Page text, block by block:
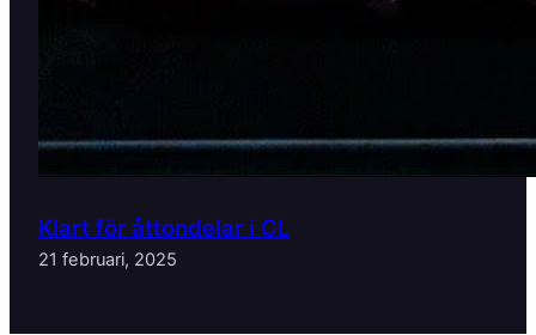
Klart för åttondelar i CL
21 februari, 2025